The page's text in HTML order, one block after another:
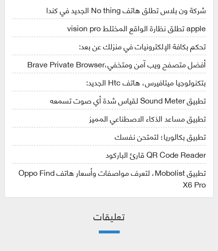
شركة ون بلاس تطلق هاتف No thing الجديد في كندا
apple تطلق نظارة الواقع المختلط vision pro
تحكم بكافة الإلكترونيات في منزلك عن بعد:
أفضل متصفح ويب آمن ومتخفي،Brave Private Browser
بتكنولوجيا ميتافيرس، هاتف Htc الجديد:
تطبيق Sound Meter لقياس شدة أي صوت تسمعه
تطبيق مساعد الذكاء الاصطناعي المميز
تطبيق بكالوريا؛ لتمتحن نفسك
QR Code Reader قارئ الباركود
تطبيق Mobolist، لتعرف مواصفات وأسعار هاتف Oppo Find
X6 Pro
تعليقات